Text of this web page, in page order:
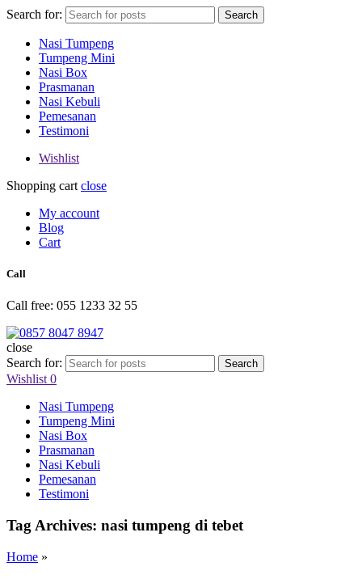
Search for: Search
Nasi Tumpeng
Tumpeng Mini
Nasi Box
Prasmanan
Nasi Kebuli
Pemesanan
Testimoni
Wishlist
Shopping cart close
My account
Blog
Cart
Call
Call free: 055 1233 32 55
close
Search for:
Search
Wishlist 0
Nasi Tumpeng
Tumpeng Mini
Nasi Box
Prasmanan
Nasi Kebuli
Pemesanan
Testimoni
Tag Archives: nasi tumpeng di tebet
Home »